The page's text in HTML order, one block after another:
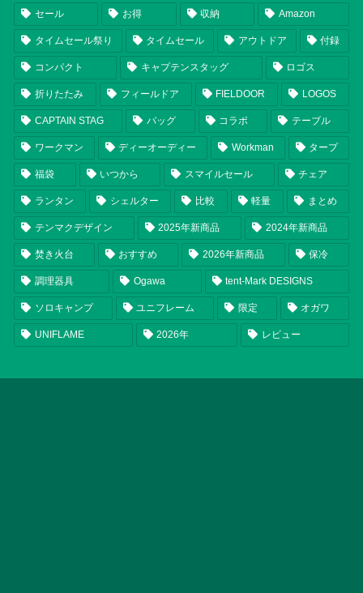
セール お得 収納 Amazon
タイムセール祭り タイムセール アウトドア 付録
コンパクト キャプテンスタッグ ロゴス
折りたたみ フィールドア FIELDOOR LOGOS
CAPTAIN STAG バッグ コラボ テーブル
ワークマン ディーオーディー Workman タープ
福袋 いつから スマイルセール チェア
ランタン シェルター 比較 軽量 まとめ
テンマクデザイン 2025年新商品 2024年新商品
焚き火台 おすすめ 2026年新商品 保冷
調理器具 Ogawa tent-Mark DESIGNS
ソロキャンプ ユニフレーム 限定 オガワ
UNIFLAME 2026年 レビュー